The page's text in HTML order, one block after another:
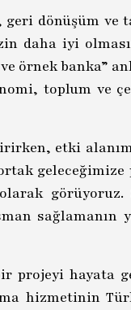
dönüşüm ve
daha iyi
banka”
toplum ve
etki
sağlamanın
projeyi hayata
hizmetinin